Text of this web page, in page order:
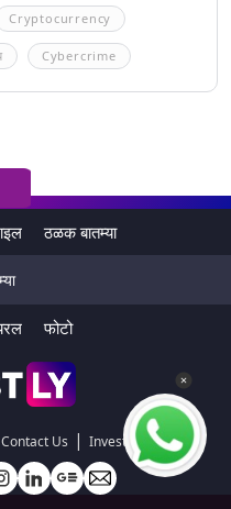
Cryptocurrency
Cybercrime
ठळक बातम्या
फोटो
Contact Us | Investors